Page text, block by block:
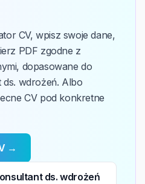
CV, wpisz swoje dane,
PDF zgodne z
dopasowane do
ds. wdrożeń. Albo
CV pod konkretne
→
ds. wdrożeń